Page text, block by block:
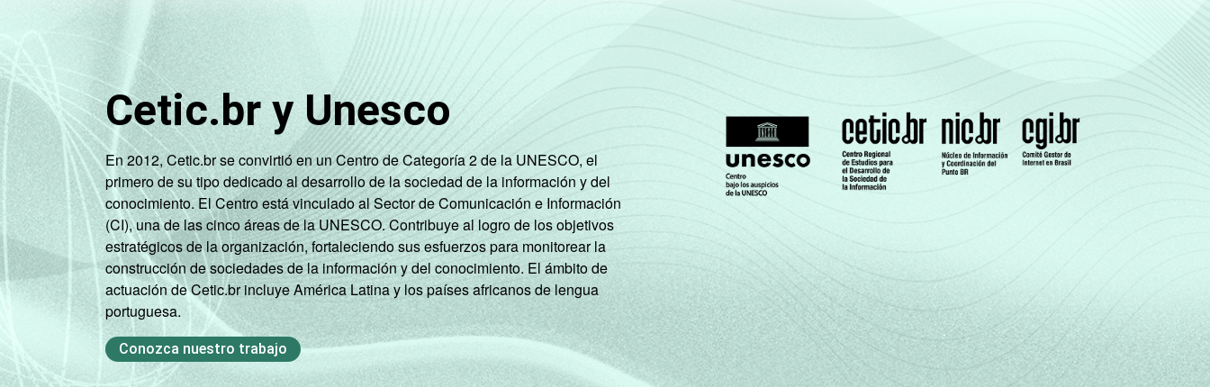
Cetic.br y Unesco
En 2012, Cetic.br se convirtió en un Centro de Categoría 2 de la UNESCO, el
primero de su tipo dedicado al desarrollo de la sociedad de la información y del
conocimiento. El Centro está vinculado al Sector de Comunicación e Información
(CI), una de las cinco áreas de la UNESCO. Contribuye al logro de los objetivos
estratégicos de la organización, fortaleciendo sus esfuerzos para monitorear la
construcción de sociedades de la información y del conocimiento. El ámbito de
actuación de Cetic.br incluye América Latina y los países africanos de lengua
portuguesa.
Conozca nuestro trabajo